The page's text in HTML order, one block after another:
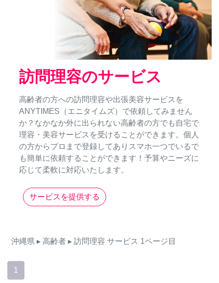
訪問理容のサービス
高齢者の方への訪問理容や出張美容サービスを
ANYTIMES（エニタイムズ）で依頼してみません
か？なかなか外に出られない高齢者の方でも自宅で
理容・美容サービスを受けることができます。個人
の方からプロまで登録してありスマホ一つでいるで
も簡単に依頼することができます！予算やニーズに
応じて柔軟に対応いたします。
サービスを提供する
沖縄県 ▸ 高齢者 ▸ 訪問理容 サービス 1ページ目
1